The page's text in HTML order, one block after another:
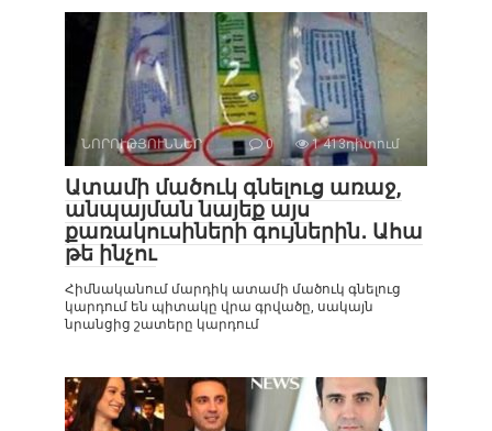
ՆՈՐՈՒԹՅՈՒՆՆԵՐ 0 1 413դիտում
Ատամի մածուկ գնելուց առաջ,
անպայման նայեք այս
քառակուսիների գույներին․ Ահա
թե ինչու
Հիմնականում մարդիկ ատամի մածուկ գնելուց
կարդում են պիտակը վրա գրվածը, սակայն
նրանցից շատերը կարդում